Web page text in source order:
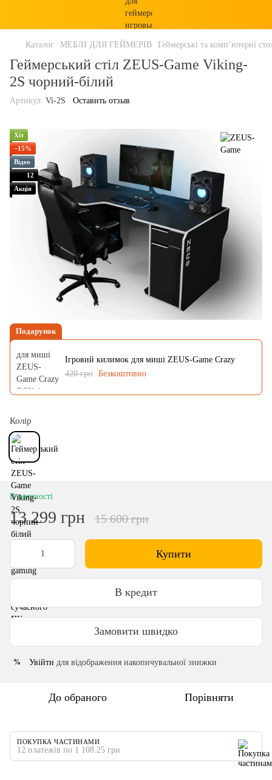
Каталог МЕБЛІ ДЛЯ ГЕЙМЕРІВ Геймерські та комп’ютерні
Геймерський стіл ZEUS-Game Viking-
2S чорний-білий
Артикул: Vi-2S Оставить отзыв
Хіт
−15%
Відео
12
Акція
Подарунок
Ігровий килимок для миші ZEUS-Game Crazy
420 грн Безкоштовно
Колір
В наявності
13 299 грн 15 600 грн
Купити
В кредит
Замовити швидко
% Увійти для відображення накопичувальної знижки
До обраного Порівняти
ПОКУПКА ЧАСТИНАМИ
12 платежів по 1 108.25 грн